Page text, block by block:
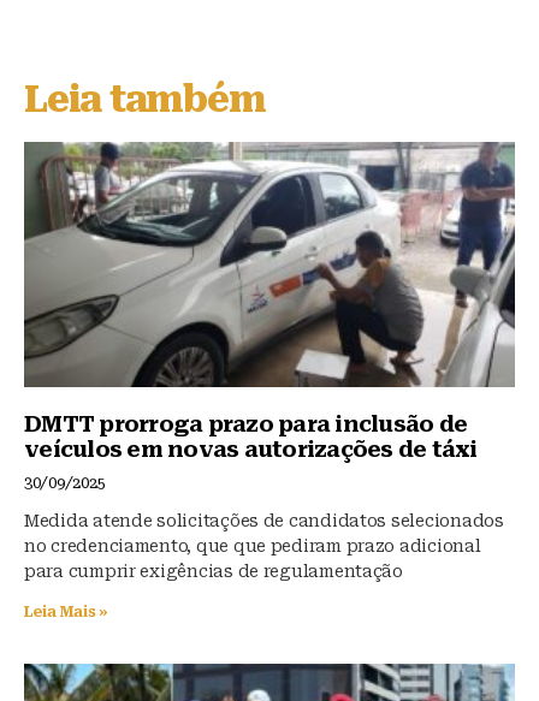
s
k
y
e
b
o
o
k
s
A
p
p
Leia também
DMTT prorroga prazo para inclusão de
veículos em novas autorizações de táxi
30/09/2025
Medida atende solicitações de candidatos selecionados
no credenciamento, que que pediram prazo adicional
para cumprir exigências de regulamentação
Leia Mais »